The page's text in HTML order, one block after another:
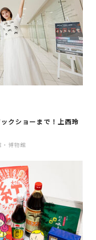
クショーまで！上西玲
・博物館